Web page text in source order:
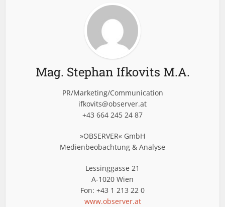
Mag. Stephan Ifkovits M.A.
PR/Marketing/Communication
ifkovits@observer.at
+43 664 245 24 87
»OBSERVER« GmbH
Medienbeobachtung & Analyse
Lessinggasse 21
A-1020 Wien
Fon: +43 1 213 22 0
www.observer.at